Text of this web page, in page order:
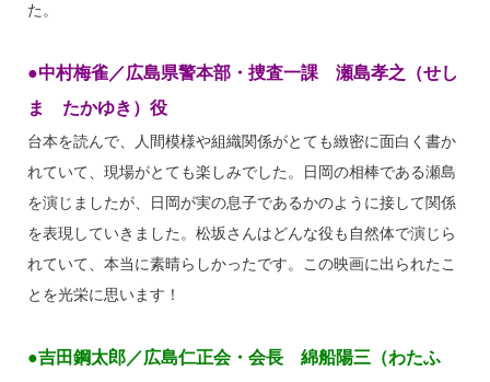
た。
●中村梅雀／広島県警本部・捜査一課 瀬島孝之（せし
ま たかゆき）役
台本を読んで、人間模様や組織関係がとても緻密に面白く書か
れていて、現場がとても楽しみでした。日岡の相棒である瀬島
を演じましたが、日岡が実の息子であるかのように接して関係
を表現していきました。松坂さんはどんな役も自然体で演じら
れていて、本当に素晴らしかったです。この映画に出られたこ
とを光栄に思います！
●吉田鋼太郎／広島仁正会・会長 綿船陽三（わたふ